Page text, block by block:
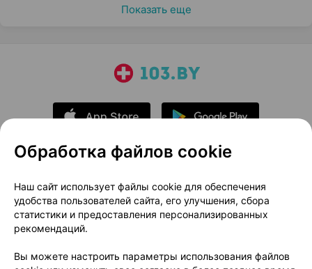
Показать еще
О проекте
Новости проекта
Размещение рекламы
Медицинский маркетинг
Публичный договор
Доставка
Способы оплаты
Вакансии Партнеры
Обработка файлов cookie
Наш сайт использует файлы cookie для обеспечения
удобства пользователей сайта, его улучшения, сбора
статистики и предоставления персонализированных
рекомендаций.
Вы можете настроить параметры использования файлов